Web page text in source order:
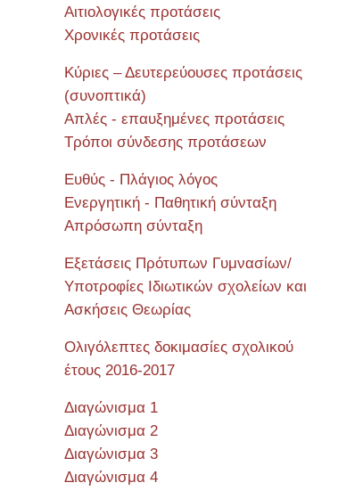
Αιτιολογικές προτάσεις
Χρονικές προτάσεις
Κύριες – Δευτερεύουσες προτάσεις
(συνοπτικά)
Απλές - επαυξημένες προτάσεις
Τρόποι σύνδεσης προτάσεων
Ευθύς - Πλάγιος λόγος
Ενεργητική - Παθητική σύνταξη
Απρόσωπη σύνταξη
Εξετάσεις Πρότυπων Γυμνασίων/
Υποτροφίες Ιδιωτικών σχολείων και
Ασκήσεις Θεωρίας
Ολιγόλεπτες δοκιμασίες σχολικού
έτους 2016-2017
Διαγώνισμα 1
Διαγώνισμα 2
Διαγώνισμα 3
Διαγώνισμα 4